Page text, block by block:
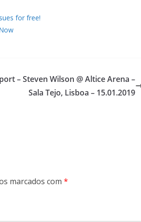
for free!
– Steven Wilson @ Altice Arena –
Sala Tejo, Lisboa – 15.01.2019
marcados com *